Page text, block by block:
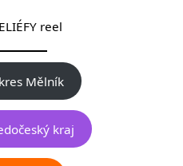
reel
Mělník
kraj